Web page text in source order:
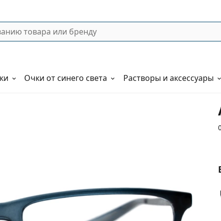
Очки от синего света Растворы и аксессуары